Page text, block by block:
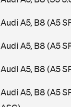
Audi A5, B8 (A5
Audi A5, B8 (A5
Audi A5, B8 (A5
Audi A5, B8 (A5